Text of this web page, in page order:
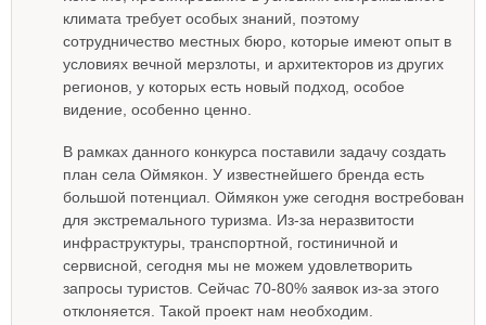
климата требует особых знаний, поэтому
сотрудничество местных бюро, которые имеют опыт в
условиях вечной мерзлоты, и архитекторов из других
регионов, у которых есть новый подход, особое
видение, особенно ценно.
В рамках данного конкурса поставили задачу создать
план села Оймякон. У известнейшего бренда есть
большой потенциал. Оймякон уже сегодня востребован
для экстремального туризма. Из-за неразвитости
инфраструктуры, транспортной, гостиничной и
сервисной, сегодня мы не можем удовлетворить
запросы туристов. Сейчас 70-80% заявок из-за этого
отклоняется. Такой проект нам необходим.